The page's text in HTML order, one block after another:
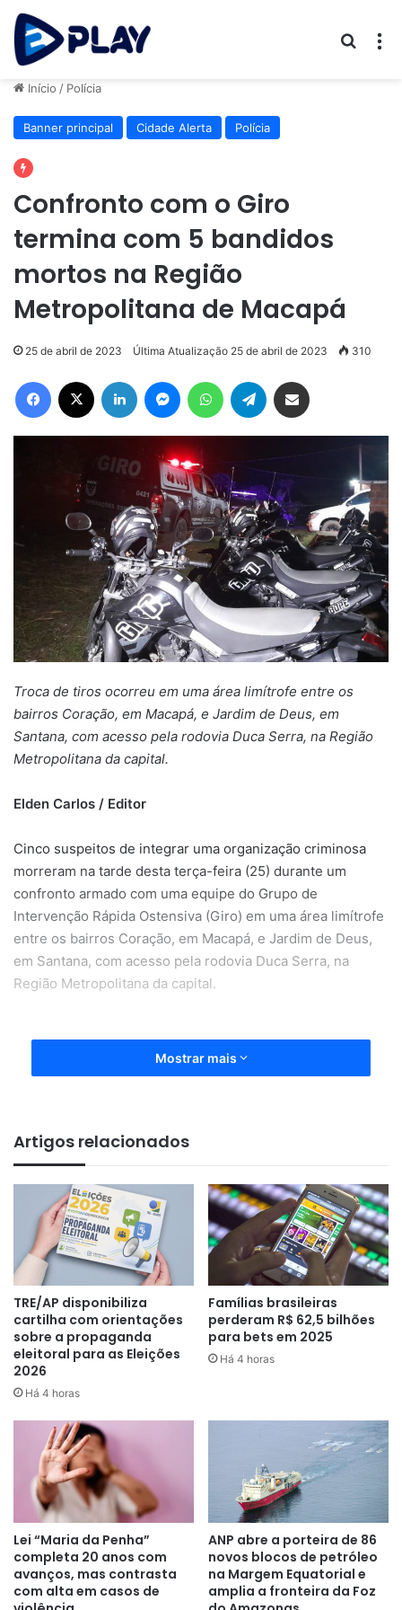
Início / Polícia
Banner principal Cidade Alerta Polícia
Confronto com o Giro
termina com 5 bandidos
mortos na Região
Metropolitana de Macapá
25 de abril de 2023 Última Atualização 25 de abril de 2023 310
Facebook Linkedin MessengerWhatsAppTelegram
Troca de tiros ocorreu em uma área limítrofe entre os
bairros Coração, em Macapá, e Jardim de Deus, em
Santana, com acesso pela rodovia Duca Serra, na Região
Metropolitana da capital.
Elden Carlos / Editor
Cinco suspeitos de integrar uma organização criminosa
morreram na tarde desta terça-feira (25) durante um
confronto armado com uma equipe do Grupo de
Intervenção Rápida Ostensiva (Giro) em uma área limítrofe
entre os bairros Coração, em Macapá, e Jardim de Deus,
em Santana, com acesso pela rodovia Duca Serra, na
Região Metropolitana da capital.
De acordo com o major Wilkson, do Batalhão de Operações
Especiais (Bope), os militares faziam o patrulhamento na
seria uma ‘base de operações’ da facção.
Assim que os militares se aproximaram os suspeitos que
faziam a ‘segurança’ do lado de fora abriram fogo.
Houve uma intensa troca de tiros e cinco marginais
acabaram alvejados. Outros teriam corrido para região
onde passa a extinta linha férrea, desaparecendo em meio
à área de mata.
O comandante do Grupo de Intervenções pediu apoio de
outras equipes ante da ameaça de um novo embate. O
Mostrar mais
Artigos relacionados
TRE/AP disponibiliza
cartilha com orientações
sobre a propaganda
eleitoral para as Eleições
2026
Há 4 horas
Famílias brasileiras
perderam R$ 62,5 bilhões
para bets em 2025
Há 4 horas
Lei “Maria da Penha”
completa 20 anos com
avanços, mas contrasta
com alta em casos de
ANP abre a porteira de 86
novos blocos de petróleo
na Margem Equatorial e
amplia a fronteira da Foz